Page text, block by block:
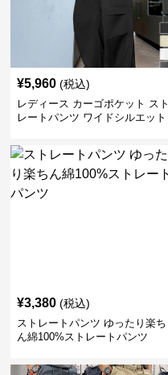
¥5,960 (税込)
レディース カーゴポケット スト
レートパンツ ワイドシルエット
¥3,380 (税込)
ストレートパンツ ゆったり楽ち
ん綿100%ストレートパンツ